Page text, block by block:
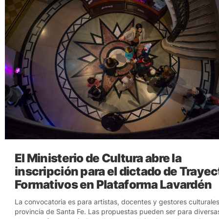
El Ministerio de Cultura abre la
inscripción para el dictado de
Formativos en Plataforma Lavardén
La convocatoria es para artistas, docentes y gestores
provincia de Santa Fe. Las propuestas pueden ser para